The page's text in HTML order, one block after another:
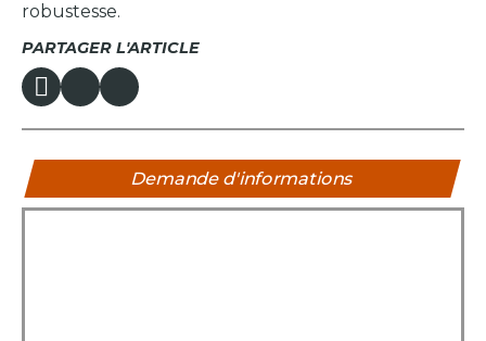
PARTAGER L'ARTICLE
robustesse.
Demande d'informations